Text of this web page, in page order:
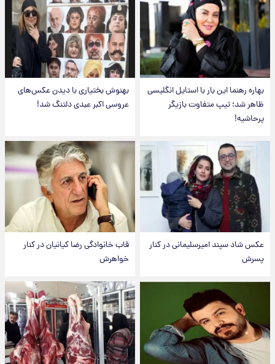
بهاره رهنما این بار با استایل انگلیسی
ظاهر شد؛ تیپ متفاوت بازیگر
پرحاشیه!
بهنوش بختیاری با دیدن عکس‌های
عروسی اکبر عبدی دلتنگ شد!
عکس شاد سپند امیرسلیمانی در کنار
پسرش
قاب خانوادگی رضا کیانیان در کنار
خواهرش